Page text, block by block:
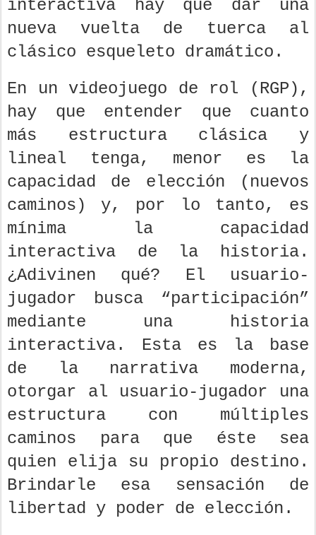
interactiva hay que dar una
nueva vuelta de tuerca al
clásico esqueleto dramático.
En un videojuego de rol (RGP),
hay que entender que cuanto
más estructura clásica y
lineal tenga, menor es la
capacidad de elección (nuevos
caminos) y, por lo tanto, es
mínima la capacidad
interactiva de la historia.
¿Adivinen qué? El usuario-
jugador busca “participación”
mediante una historia
interactiva. Esta es la base
de la narrativa moderna,
otorgar al usuario-jugador una
estructura con múltiples
caminos para que éste sea
quien elija su propio destino.
Brindarle esa sensación de
libertad y poder de elección.